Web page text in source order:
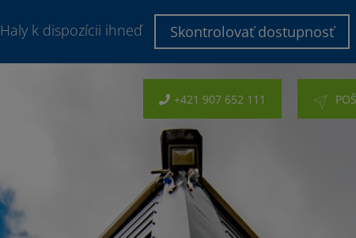
Haly k dispozícii ihneď Skontrolovať dostupnosť
+421 907 652 111